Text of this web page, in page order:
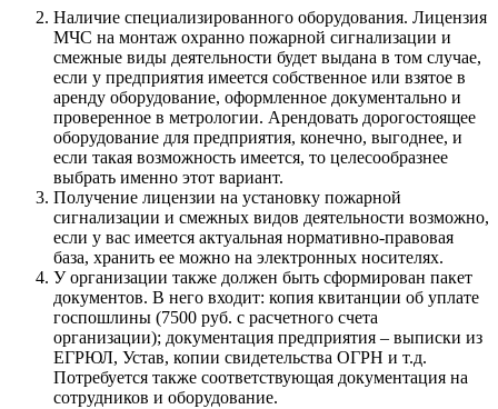
Наличие специализированного оборудования. Лицензия
МЧС на монтаж охранно пожарной сигнализации и
смежные виды деятельности будет выдана в том случае,
если у предприятия имеется собственное или взятое в
аренду оборудование, оформленное документально и
проверенное в метрологии. Арендовать дорогостоящее
оборудование для предприятия, конечно, выгоднее, и
если такая возможность имеется, то целесообразнее
выбрать именно этот вариант.
Получение лицензии на установку пожарной
сигнализации и смежных видов деятельности возможно,
если у вас имеется актуальная нормативно-правовая
база, хранить ее можно на электронных носителях.
У организации также должен быть сформирован пакет
документов. В него входит: копия квитанции об уплате
госпошлины (7500 руб. с расчетного счета
организации); документация предприятия – выписки из
ЕГРЮЛ, Устав, копии свидетельства ОГРН и т.д.
Потребуется также соответствующая документация на
сотрудников и оборудование.